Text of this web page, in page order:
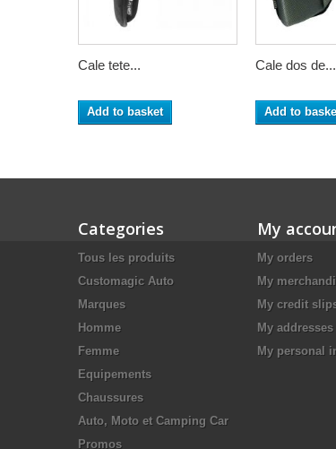
Cale tete...
Add to basket
Cale dos de...
Add to
Categories
Tous les produits
Customagic Auto
Marques
Homme
Femme
Equipements
Chaussures
Auto, Moto et Camping Car
Promos
My
My orders
My
My credit
My addresses
My personal